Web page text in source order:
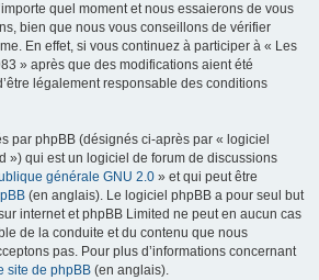
quel moment et nous essaierons de vous
bien que nous vous conseillons de vérifier
En effet, si vous continuez à participer à « Les
» après que des modifications aient été
légalement responsable des conditions
par phpBB (désignés ci-après par « logiciel
») qui est un logiciel de forum de discussions
générale GNU 2.0 » et qui peut être
(en anglais). Le logiciel phpBB a pour seul but
internet et phpBB Limited ne peut en aucun cas
de la conduite et du contenu que nous
pas. Pour plus d’informations concernant
site de phpBB (en anglais).